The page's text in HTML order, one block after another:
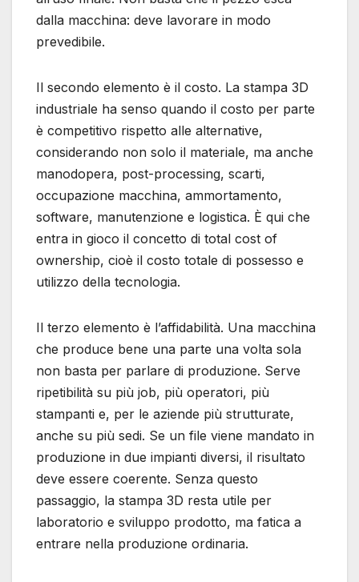
dalla macchina: deve lavorare in modo
prevedibile.
Il secondo elemento è il costo. La stampa 3D
industriale ha senso quando il costo per parte
è competitivo rispetto alle alternative,
considerando non solo il materiale, ma anche
manodopera, post-processing, scarti,
occupazione macchina, ammortamento,
software, manutenzione e logistica. È qui che
entra in gioco il concetto di total cost of
ownership, cioè il costo totale di possesso e
utilizzo della tecnologia.
Il terzo elemento è l’affidabilità. Una macchina
che produce bene una parte una volta sola
non basta per parlare di produzione. Serve
ripetibilità su più job, più operatori, più
stampanti e, per le aziende più strutturate,
anche su più sedi. Se un file viene mandato in
produzione in due impianti diversi, il risultato
deve essere coerente. Senza questo
passaggio, la stampa 3D resta utile per
laboratorio e sviluppo prodotto, ma fatica a
entrare nella produzione ordinaria.